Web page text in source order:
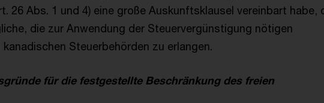
26 Abs. 1 und 4) eine große Auskunftsklausel vereinbart habe,
die zur Anwendung der Steuervergünstigung nötigen
Steuerbehörden zu erlangen.
für die festgestellte Beschränkung des freien